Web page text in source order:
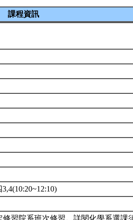
課程資訊
習院系班次修習。詳閱化學系選課